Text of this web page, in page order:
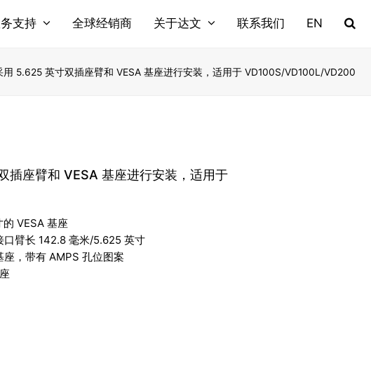
支持 全球经销商 关于达文 联系我们 EN
5.625 英寸双插座臂和 VESA 基座进行安装，适用于 VD100S/VD100L/VD200
座臂和 VESA 基座进行安装，适用于
VESA 基座
口臂长 142.8 毫米/5.625 英寸
，带有 AMPS 孔位图案